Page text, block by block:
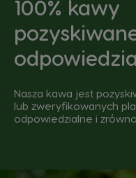
100% kawy
Nasza kawa jest
lub zweryfikowanych
odpowiedzialne i